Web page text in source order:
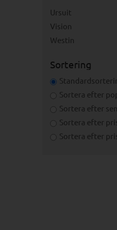
Ursuit
Vision
Westin
Sortering
Sortera efter
Sortera efter
Sortera efter
Sortera efter